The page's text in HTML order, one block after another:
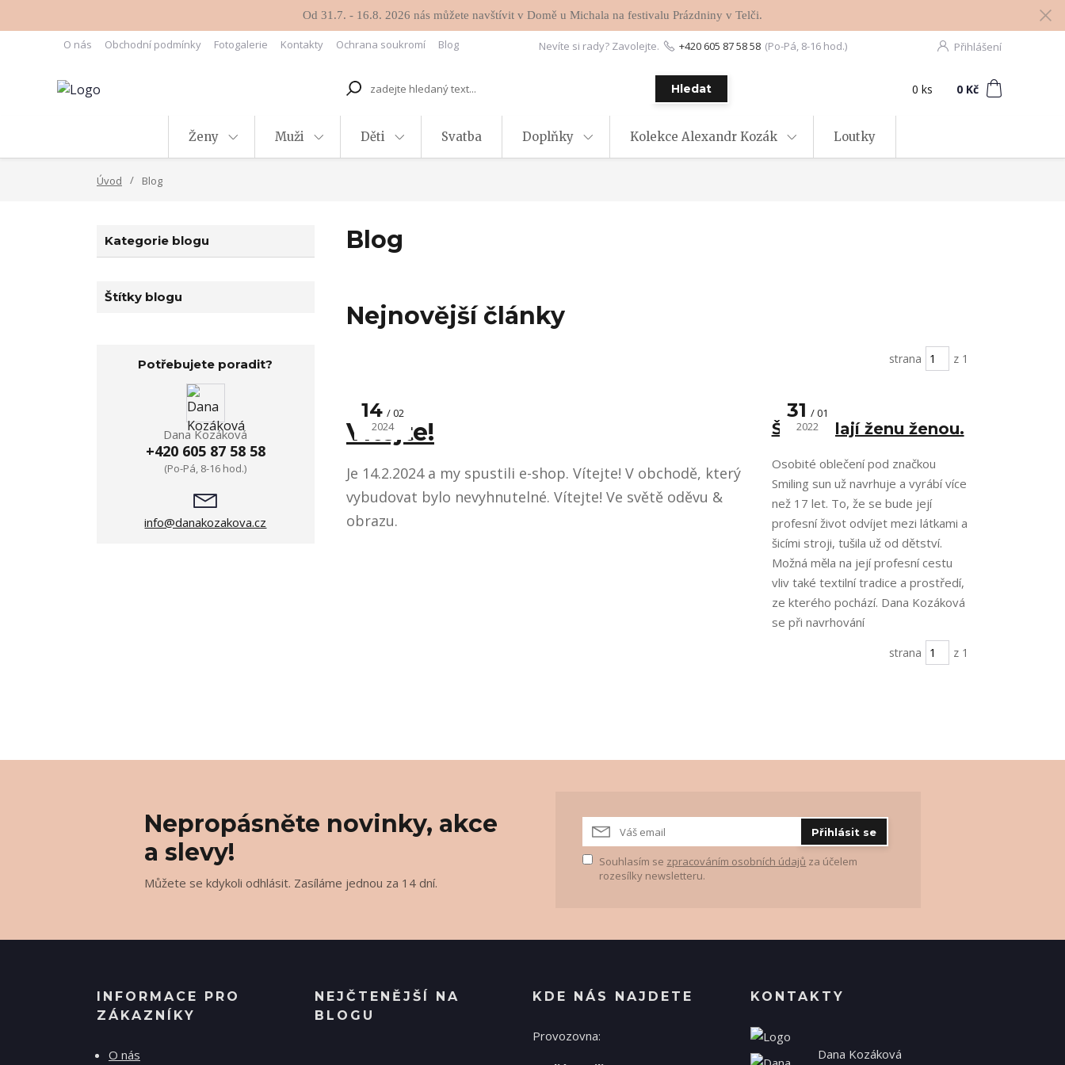
Od 31.7. - 16.8. 2026 nás můžete navštívit v Domě u Michala na festivalu Prázdniny v Telči.
O nás Obchodní podmínky Fotogalerie Kontakty Ochrana soukromí Blog Přihlášení
Hledat
Nevíte si rady? Zavolejte. +420 605 87 58 58 (Po-Pá, 8-16 hod.)
0 ks 0 Kč
Ženy Muži Děti Svatba Doplňky Kolekce Alexandr Kozák Loutky
Úvod Blog
Kategorie blogu
Štítky blogu
Potřebujete poradit?
Dana Kozáková
+420 605 87 58 58
(Po-Pá, 8-16 hod.)
info@danakozakova.cz
Blog
Nejnovější články
strana z 1
Vítejte!
14
02
2024
Je 14.2.2024 a my spustili e-shop. Vítejte! V obchodě, který
vybudovat bylo nevyhnutelné. Vítejte! Ve světě oděvu &
obrazu.
Šaty dělají ženu ženou.
31
01
2022
Osobité oblečení pod značkou
Smiling sun už navrhuje a vyrábí více
než 17 let. To, že se bude její
profesní život odvíjet mezi látkami a
šicími stroji, tušila už od dětství.
Možná měla na její profesní cestu
vliv také textilní tradice a prostředí,
ze kterého pochází. Dana Kozáková
se při navrhování
strana z 1
Nepropásněte novinky, akce
a slevy!
Můžete se kdykoli odhlásit. Zasíláme jednou za 14 dní.
Přihlásit se
Souhlasím se zpracováním osobních údajů za účelem
rozesílky newsletteru.
INFORMACE PRO
ZÁKAZNÍKY
O nás
NEJČTENĚJŠÍ NA
BLOGU
KDE NÁS NAJDETE
Provozovna:
KONTAKTY
Dana Kozáková